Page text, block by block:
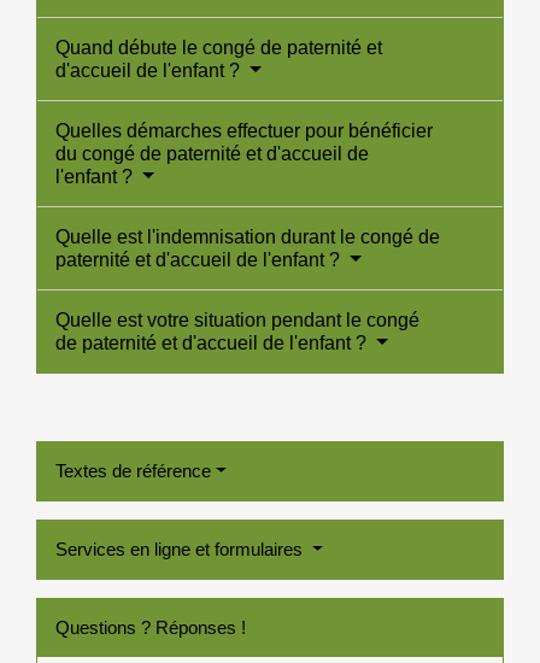
Quand débute le congé de paternité et
d'accueil de l'enfant ?
Quelles démarches effectuer pour bénéficier
du congé de paternité et d'accueil de
l'enfant ?
Quelle est l'indemnisation durant le congé de
paternité et d'accueil de l'enfant ?
Quelle est votre situation pendant le congé
de paternité et d'accueil de l'enfant ?
Textes de référence
Services en ligne et formulaires
Questions ? Réponses !